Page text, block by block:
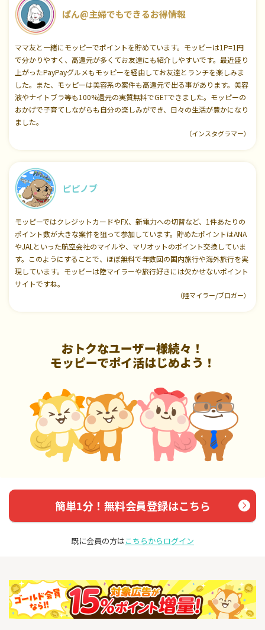
ぱん@主婦でもできるお得情報
ママ友と一緒にモッピーでポイントを貯めています。モッピーは1P=1円
で分かりやすく、高還元が多くてお友達にも紹介しやすいです。最近盛り
上がったPayPayグルメもモッピーを経由してお友達とランチを楽しみま
した。また、モッピーは美容系の案件も高還元で出る事があります。美容
液やナイトブラ等も100%還元の実質無料でGETできました。モッピーの
おかげで子育てしながらも自分の楽しみができ、日々の生活が豊かになり
ました。
（インスタグラマー）
ピピノブ
モッピーではクレジットカードやFX、新電力への切替など、1件あたりの
ポイント数が大きな案件を狙って参加しています。貯めたポイントはANA
やJALといった航空会社のマイルや、マリオットのポイント交換していま
す。このようにすることで、ほぼ無料で年数回の国内旅行や海外旅行を実
現しています。モッピーは陸マイラーや旅行好きには欠かせないポイント
サイトですね。
（陸マイラー/ブロガー）
おトクなユーザー様続々！
モッピーでポイ活はじめよう！
簡単1分！無料会員登録はこちら
既に会員の方はこちらからログイン